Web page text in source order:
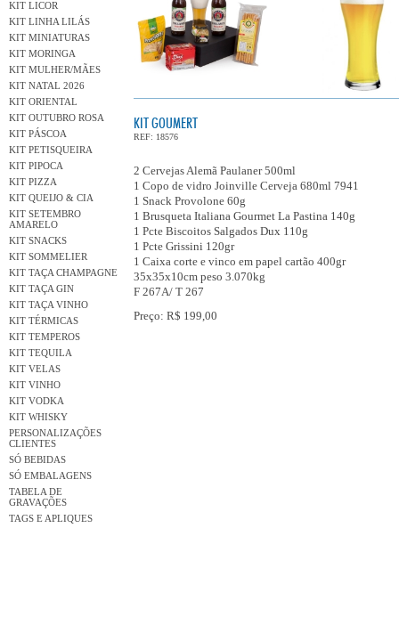
KIT LICOR
KIT LINHA LILÁS
KIT MINIATURAS
KIT MORINGA
KIT MULHER/MÃES
KIT NATAL 2026
KIT ORIENTAL
KIT OUTUBRO ROSA
KIT PÁSCOA
KIT PETISQUEIRA
KIT PIPOCA
KIT PIZZA
KIT QUEIJO & CIA
KIT SETEMBRO
AMARELO
KIT SNACKS
KIT SOMMELIER
KIT TAÇA CHAMPAGNE
KIT TAÇA GIN
KIT TAÇA VINHO
KIT TÉRMICAS
KIT TEMPEROS
KIT TEQUILA
KIT VELAS
KIT VINHO
KIT VODKA
KIT WHISKY
PERSONALIZAÇÕES
CLIENTES
SÓ BEBIDAS
SÓ EMBALAGENS
TABELA DE
GRAVAÇÕES
TAGS E APLIQUES
KIT GOUMERT
REF: 18576
2 Cervejas Alemã Paulaner 500ml
1 Copo de vidro Joinville Cerveja 680ml 7941
1 Snack Provolone 60g
1 Brusqueta Italiana Gourmet La Pastina 140g
1 Pcte Biscoitos Salgados Dux 110g
1 Pcte Grissini 120gr
1 Caixa corte e vinco em papel cartão 400gr
35x35x10cm peso 3.070kg
F 267A/ T 267
Preço: R$ 199,00